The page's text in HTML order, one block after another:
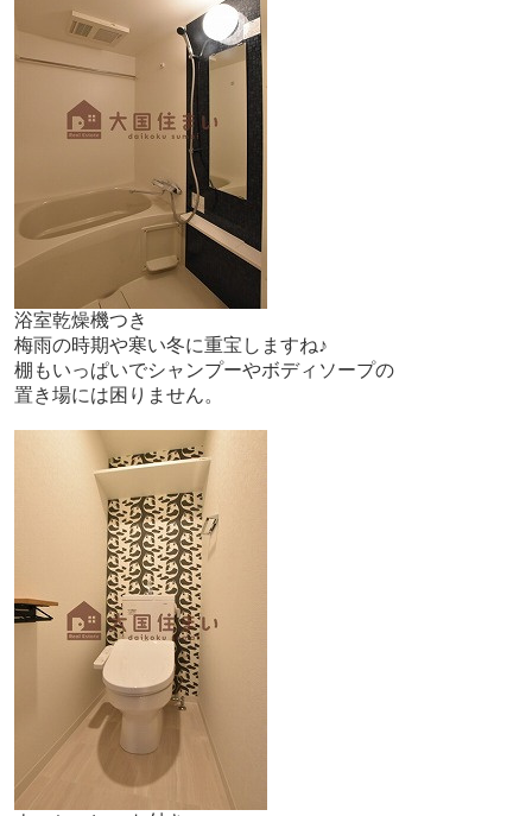
浴室乾燥機つき
梅雨の時期や寒い冬に重宝しますね♪
棚もいっぱいでシャンプーやボディソープの
置き場には困りません。